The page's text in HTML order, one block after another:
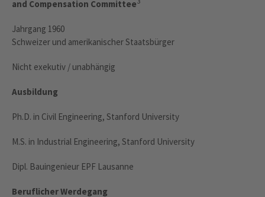
and Compensation Committee
Jahrgang 1960
Schweizer und amerikanischer Staatsbürger
Nicht exekutiv / unabhängig
Ausbildung
Ph.D. in Civil Engineering, Stanford University
M.S. in Industrial Engineering, Stanford University
Dipl. Bauingenieur EPF Lausanne
Beruflicher Werdegang